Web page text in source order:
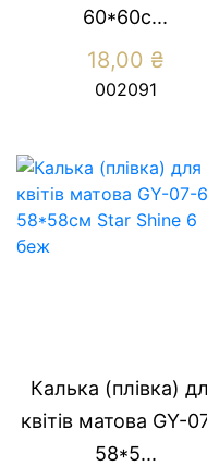
60*60с...
18,00 ₴
002091
Калька (плівка)
квітів матова GY-
58*5...